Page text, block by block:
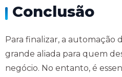
Conclusão
Para finalizar, a automação
grande aliada para quem
negócio. No entanto, é